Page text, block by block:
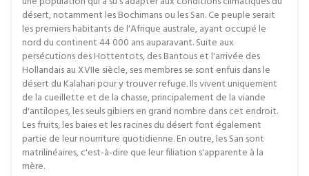
désert, notamment les Bochimans ou les San. Ce peuple serait
les premiers habitants de l'Afrique australe, ayant occupé le
nord du continent 44 000 ans auparavant. Suite aux
persécutions des Hottentots, des Bantous et l'arrivée des
Hollandais au XVIIe siècle, ses membres se sont enfuis dans le
désert du Kalahari pour y trouver refuge. Ils vivent uniquement
de la cueillette et de la chasse, principalement de la viande
d'antilopes, les seuls gibiers en grand nombre dans cet endroit.
Les fruits, les baies et les racines du désert font également
partie de leur nourriture quotidienne. En outre, les San sont
matrilinéaires, c'est-à-dire que leur filiation s'apparente à la
mère.